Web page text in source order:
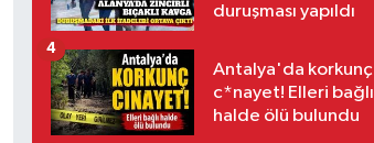
duruşması yapıldı
Antalya'da korkunç
c*nayet! Elleri bağlı
halde ölü bulundu
4